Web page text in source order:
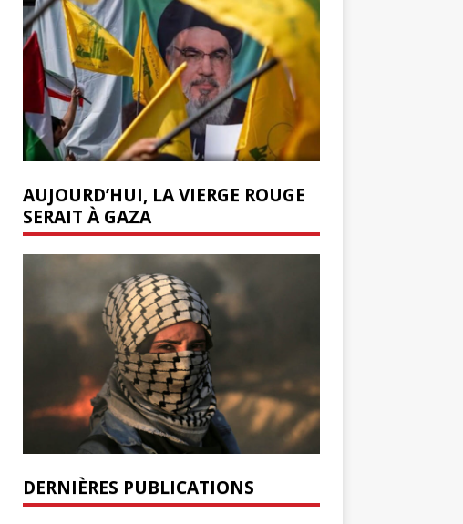
AUJOURD’HUI, LA VIERGE ROUGE
SERAIT À GAZA
DERNIÈRES PUBLICATIONS